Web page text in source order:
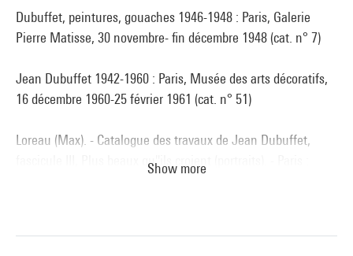
Dubuffet, peintures, gouaches 1946-1948 : Paris, Galerie
Pierre Matisse, 30 novembre- fin décembre 1948 (cat. n° 7)
Jean Dubuffet 1942-1960 : Paris, Musée des arts décoratifs,
16 décembre 1960-25 février 1961 (cat. n° 51)
Loreau (Max). - Catalogue des travaux de Jean Dubuffet,
fascicule III, Plus beaux qu''ils croient (portraits). - Paris :
Show more